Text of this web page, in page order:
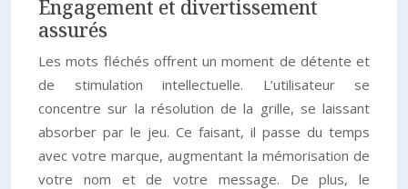
Engagement et divertissement
assurés
Les mots fléchés offrent un moment de détente et
de stimulation intellectuelle. L’utilisateur se
concentre sur la résolution de la grille, se laissant
absorber par le jeu. Ce faisant, il passe du temps
avec votre marque, augmentant la mémorisation de
votre nom et de votre message. De plus, le